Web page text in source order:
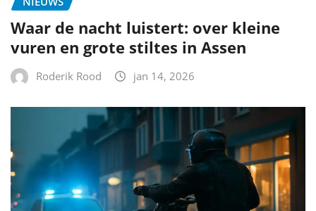
Waar de nacht luistert: over kleine
vuren en grote stiltes in Assen
Roderik Rood jan 14, 2026